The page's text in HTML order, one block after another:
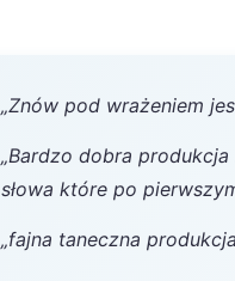
„Znów pod wrażeniem
„Bardzo dobra
słowa które po
„fajna taneczna